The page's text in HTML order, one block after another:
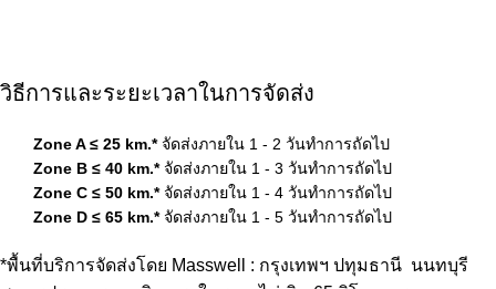
วิธีการและระยะเวลาในการจัดส่ง
Zone A ≤ 25 km.*จัดส่งภายใน 1 - 2 วันทำการถัดไป
Zone B ≤ 40 km.*จัดส่งภายใน 1 - 3 วันทำการถัดไป
Zone C ≤ 50 km.*จัดส่งภายใน 1 - 4 วันทำการถัดไป
Zone D ≤ 65 km.*จัดส่งภายใน 1 - 5 วันทำการถัดไป
*พื้นที่บริการจัดส่งโดย Masswell : กรุงเทพฯ ปทุมธานี นนทบุรี